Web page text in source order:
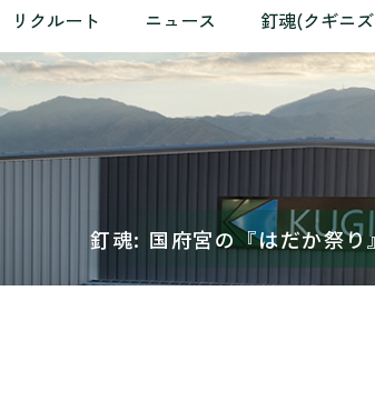
リクルート ニュース 釘魂(クギニ
釘魂: 国府宮の『はだか祭り